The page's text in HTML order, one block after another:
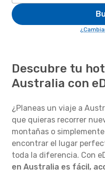
Descubre tu
Australia con
¿Planeas un viaje a
que quieras recorrer
montañas o
encontrar el lugar
toda la diferencia. Con
en Australia es fácil,